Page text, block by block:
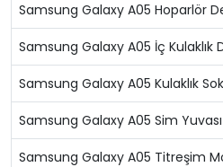
Samsung Galaxy A05 Hoparlör
Samsung Galaxy A05 İç Kulaklık
Samsung Galaxy A05 Kulaklık
Samsung Galaxy A05 Sim
Samsung Galaxy A05 Titreşim